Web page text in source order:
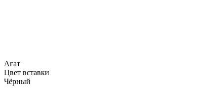
Агат
Цвет вставки
Чёрный